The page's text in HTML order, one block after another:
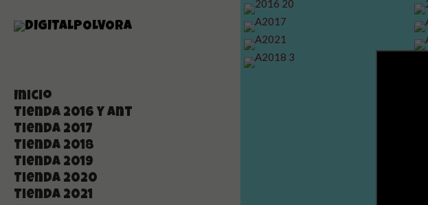
Inicio
Tienda 2016 y ant
Tienda 2017
Tienda 2018
Tienda 2019
Tienda 2020
Tienda 2021